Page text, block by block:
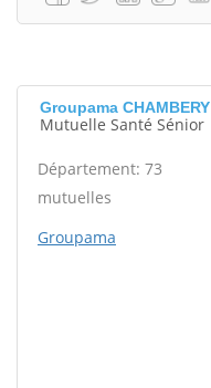
Groupama CHAMBERY
Mutuelle Santé Sénior
Département: 73
mutuelles
Groupama